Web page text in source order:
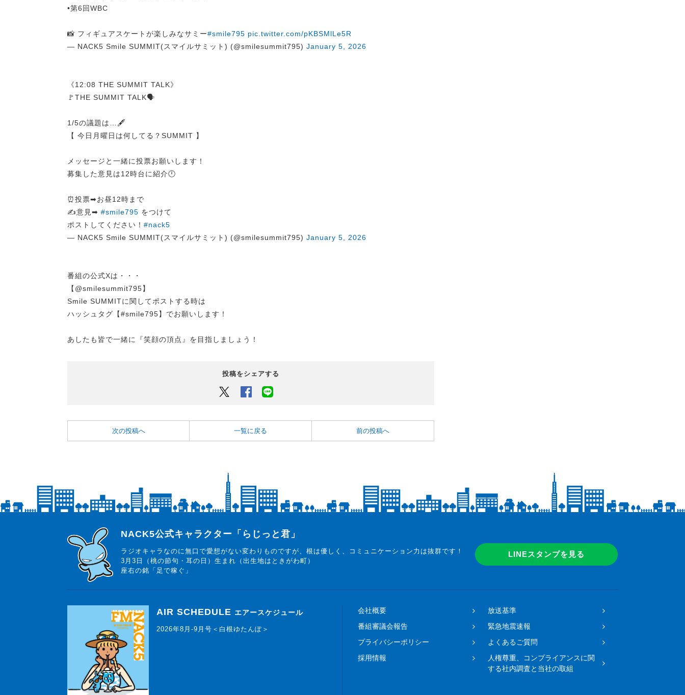
•第6回WBC
📸 フィギュアスケートが楽しみなサミー#smile795 pic.twitter.com/pKBSMlLe5R
— NACK5 Smile SUMMIT(スマイルサミット) (@smilesummit795) January 5, 2026
《12:08 THE SUMMIT TALK》
🚩THE SUMMIT TALK🗣️
1/5の議題は…🖋️
【 今日月曜日は何してる？SUMMIT 】
メッセージと一緒に投票お願いします！
募集した意見は12時台に紹介🕛
⏰投票➡お昼12時まで
✍️意見➡ #smile795 をつけて
ポストしてください！ #nack5
— NACK5 Smile SUMMIT(スマイルサミット) (@smilesummit795) January 5, 2026
番組の公式Xは・・・
【@smilesummit795】
Smile SUMMITに関してポストする時は
ハッシュタグ【#smile795】でお願いします！
あしたも皆で一緒に『笑顔の頂点』を目指しましょう！
投稿をシェアする
Twitter Facebook
次の投稿へ 一覧に戻る 前の投稿へ
らじっと君
NACK5公式キャラクター「らじっと君」
ラジオキャラなのに無口で愛想がない変わりものですが、根は優しく、コミュニケーション力は抜群です！
3月3日（桃の節句・耳の日）生まれ（出生地はときがわ町）
座右の銘「足で稼ぐ」
LINEスタンプを見る
AIR SCHEDULE エアースケジュール
2026年8月-9月号＜白根ゆたんぽ＞
会社概要
放送基準
番組審議会報告
緊急地震速報
プライバシーポリシー
よくあるご質問
採用情報
人権尊重、コンプライアンスに関
する社内調査と当社の取組